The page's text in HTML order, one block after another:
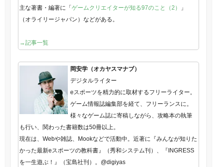
主な著書・編著に「ゲームクリエイターが知る97のこと（2）
」
（オライリージャパン）などがある。
→記事一覧
岡安学（オカヤスマナブ）
デジタルライター
eスポーツを精力的に取材するフリーライター。
ゲーム情報誌編集部を経て、フリーランスに。
様々なゲーム誌に寄稿しながら、攻略本の執筆
も行い、関わった書籍数は50冊以上。
現在は、Webや雑誌、Mookなどで活動中。近著に『みんなが知りた
かった最新eスポーツの教科書』（秀和システム刊）、『INGRESS
を一生遊ぶ！』（宝島社刊）。@digiyas